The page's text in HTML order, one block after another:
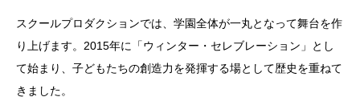
スクールプロダクションでは、学園全体が一丸となって舞台を作
り上げます。2015年に「ウィンター・セレブレーション」とし
て始まり、子どもたちの創造力を発揮する場として歴史を重ねて
きました。